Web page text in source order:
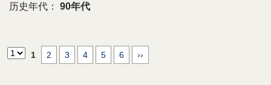
历史年代：
90年代
1 2 3 4 5 6 ››